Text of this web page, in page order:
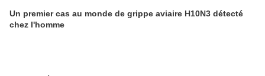
Un premier cas au monde de grippe aviaire H10N3 détecté
chez l'homme